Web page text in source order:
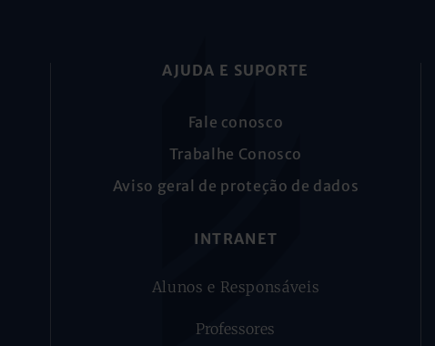
AJUDA E SUPORTE
Fale conosco
Trabalhe Conosco
Aviso geral de proteção de dados
INTRANET
Alunos e Responsáveis
Professores